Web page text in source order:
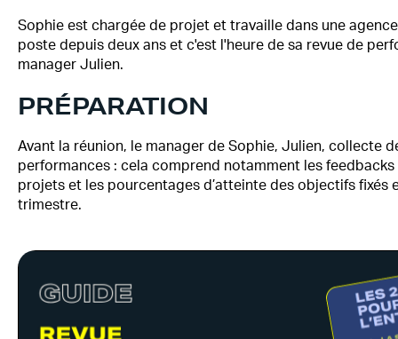
Sophie est chargée de projet et travaille dans une
poste depuis deux ans et c'est l'heure de sa revue de
manager Julien.
PRÉPARATION
Avant la réunion, le manager de Sophie, Julien, collecte
performances : cela comprend notamment les
projets et les pourcentages d’atteinte des objectifs fixés
trimestre.